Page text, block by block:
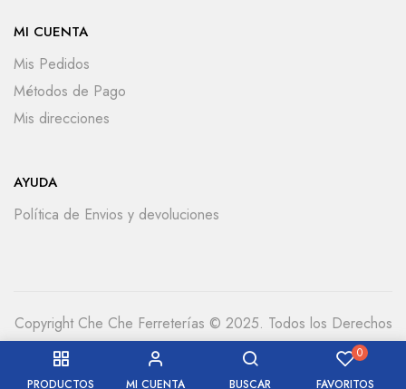
PRODUCTOS MI CUENTA BUSCAR
0
FAVORITOS
MI CUENTA
Mis Pedidos
Métodos de Pago
Mis direcciones
AYUDA
Política de Envios y devoluciones
Copyright Che Che Ferreterías © 2025. Todos los Derechos
Reservados